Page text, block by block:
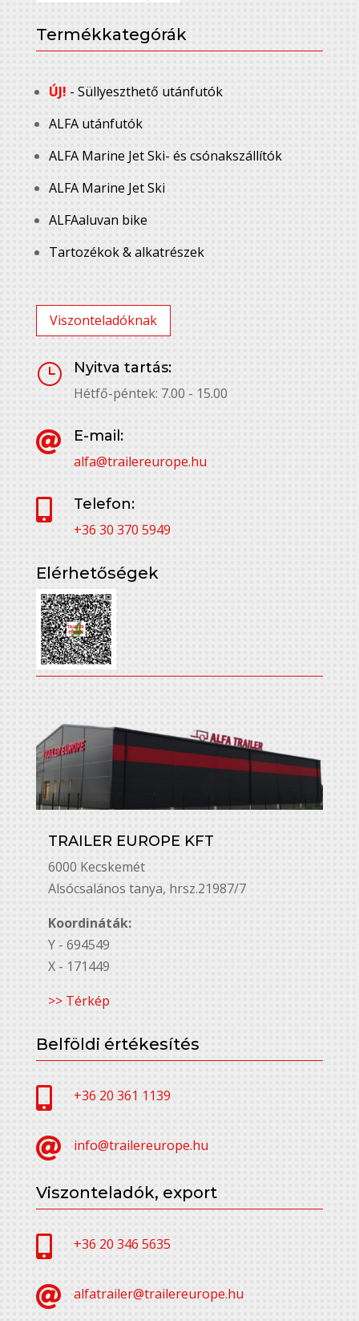
Termékkategórák
ÚJ! - Süllyeszthető utánfutók
ALFA utánfutók
ALFA Marine Jet Ski- és csónakszállítók
ALFA Marine Jet Ski
ALFAaluvan bike
Tartozékok & alkatrészek
Viszonteladóknak
}
Nyitva tartás:
Hétfő-péntek: 7.00 - 15.00

E-mail:
alfa@trailereurope.hu

Telefon:
+36 30 370 5949
Elérhetőségek
TRAILER EUROPE KFT
6000 Kecskemét
Alsó￳csalános tanya, hrsz.21987/7
Koordináták:
Y - 694549
X - 171449
>> Térkép
Belföldi értékesítés
 +36 20 361 1139
 info@trailereurope.hu
Viszonteladók, export
 +36 20 346 5635
 alfatrailer@trailereurope.hu